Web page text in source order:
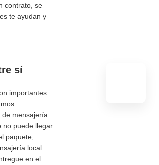
contrato, se
te ayudan y
sí
importantes
mensajería
no puede llegar
paquete,
local
en el